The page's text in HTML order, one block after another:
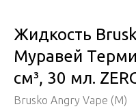
Жидкость
Муравей
см³, 30 мл.
Brusko Angry Vape (M)